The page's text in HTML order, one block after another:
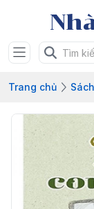
Trang chủ